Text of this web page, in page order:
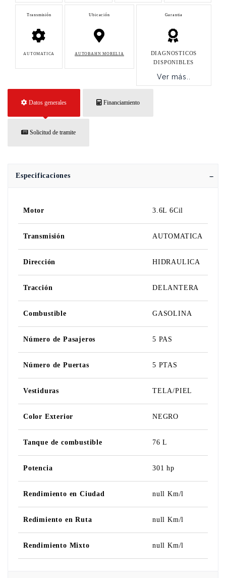
Transmisión
AUTOMATICA
Ubicación
AUTOBAHN MORELIA
Garantia
DIAGNOSTICOS
DISPONIBLES
Ver más..
Datos generales Financiamiento
Solicitud de tramite
Especificaciones
Motor 3.6L 6Cil
Transmisión AUTOMATICA
Dirección HIDRAULICA
Tracción DELANTERA
Combustible GASOLINA
Número de Pasajeros 5 PAS
Número de Puertas 5 PTAS
Vestiduras TELA/PIEL
Color Exterior NEGRO
Tanque de combustible 76 L
Potencia 301 hp
Rendimiento en Ciudad null Km/l
Redimiento en Ruta null Km/l
Rendimiento Mixto null Km/l